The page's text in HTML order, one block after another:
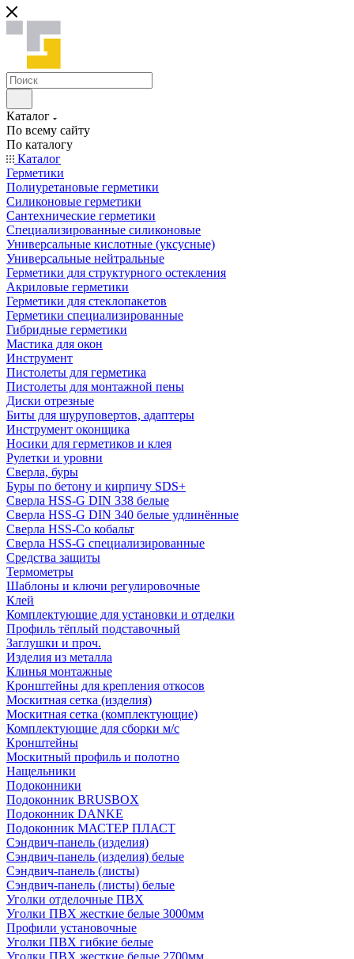
Каталог
По всему сайту
По каталогу
Каталог
Герметики
Полиуретановые герметики
Силиконовые герметики
Сантехнические герметики
Специализированные силиконовые
Универсальные кислотные (уксусные)
Универсальные нейтральные
Герметики для структурного остекления
Акриловые герметики
Герметики для стеклопакетов
Герметики специализированные
Гибридные герметики
Мастика для окон
Инструмент
Пистолеты для герметика
Пистолеты для монтажной пены
Диски отрезные
Биты для шуруповертов, адаптеры
Инструмент оконщика
Носики для герметиков и клея
Рулетки и уровни
Сверла, буры
Буры по бетону и кирпичу SDS+
Сверла HSS-G DIN 338 белые
Сверла HSS-G DIN 340 белые удлинённые
Сверла HSS-Co кобальт
Сверла HSS-G специализированные
Средства защиты
Термометры
Шаблоны и ключи регулировочные
Клей
Комплектующие для установки и отделки
Профиль тёплый подставочный
Заглушки и проч.
Изделия из металла
Клинья монтажные
Кронштейны для крепления откосов
Москитная сетка (изделия)
Москитная сетка (комплектующие)
Комплектующие для сборки м/с
Кронштейны
Москитный профиль и полотно
Нащельники
Подоконники
Подоконник BRUSBOX
Подоконник DANKE
Подоконник МАСТЕР ПЛАСТ
Сэндвич-панель (изделия)
Сэндвич-панель (изделия) белые
Сэндвич-панель (листы)
Сэндвич-панель (листы) белые
Уголки отделочные ПВХ
Уголки ПВХ жесткие белые 3000мм
Профили установочные
Уголки ПВХ гибкие белые
Уголки ПВХ жесткие белые 2700мм